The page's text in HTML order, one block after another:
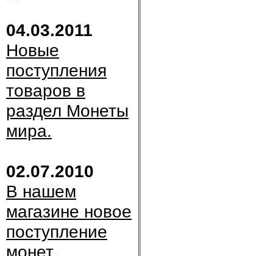
04.03.2011
Новые
поступления
товаров в
раздел Монеты
мира.
02.07.2010
В нашем
магазине новое
поступление
монет.